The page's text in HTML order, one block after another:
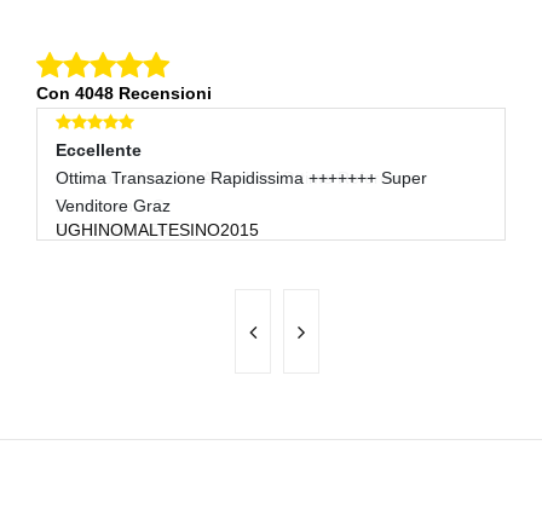
Con 4048 Recensioni
Eccellente
Ottima Transazione Rapidissima +++++++ Super
Venditore Graz
UGHINOMALTESINO2015